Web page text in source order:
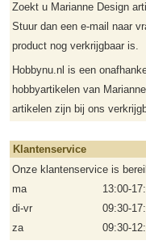
Zoekt u Marianne Design
Stuur dan een e-mail naar
product nog verkrijgbaar is.
Hobbynu.nl is een
hobbyartikelen van
artikelen zijn bij ons
Klantenservice
Onze klantenservice is
ma
13:00-
di-vr
09:30-
za
09:30-